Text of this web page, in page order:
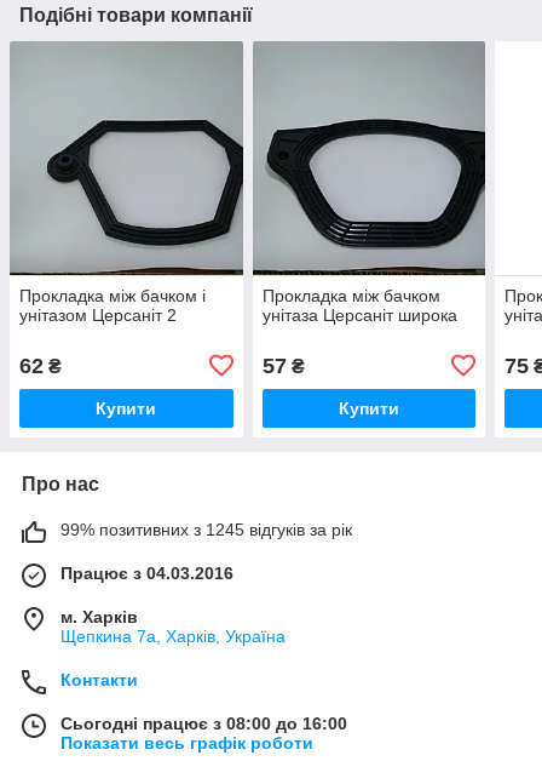
Подібні товари компанії
Прокладка між бачком і
унітазом Церсаніт 2
62 ₴
Купити
Прокладка між бачком
унітаза Церсаніт широка
57₴
Купити
75
Про нас
99% позитивних з 1245 відгуків за рік
Працює з 04.03.2016
м. Харків
Щепкина 7а, Харків, Україна
Контакти
Сьогодні працює з 08:00 до 16:00
Показати весь графік роботи